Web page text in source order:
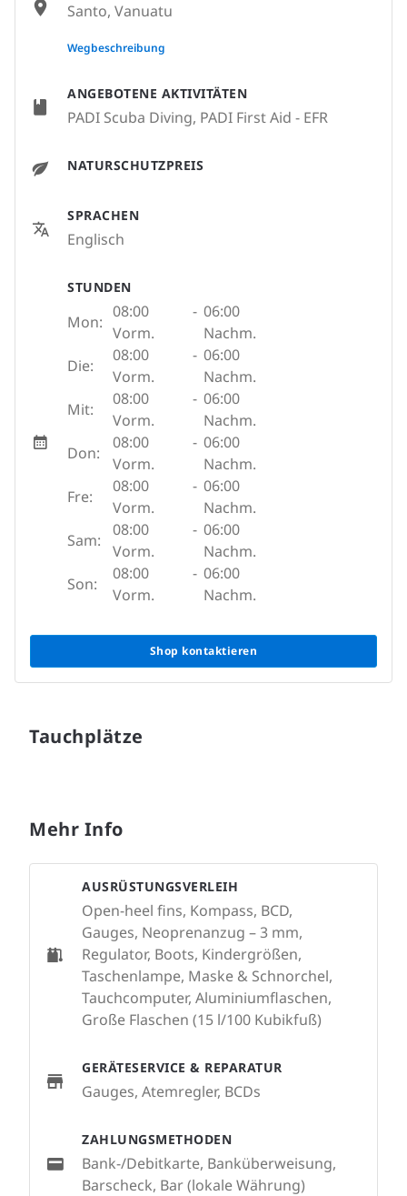
ANGEBOTENE AKTIVITÄTEN
PADI Scuba Diving, PADI First Aid - EFR
NATURSCHUTZPREIS
SPRACHEN
Englisch
STUNDEN
Mon:
08:00
Vorm.
- 06:00
Nachm.
Die:
08:00
Vorm.
- 06:00
Nachm.
Mit:
08:00
Vorm.
- 06:00
Nachm.
Don:
08:00
Vorm.
- 06:00
Nachm.
Fre:
08:00
Vorm.
- 06:00
Nachm.
Sam:
08:00
Vorm.
- 06:00
Nachm.
Son:
08:00
Vorm.
- 06:00
Nachm.
Shop kontaktieren
Santo, Vanuatu
None
Wegbeschreibung
Tauchplätze
Mehr Info
AUSRÜSTUNGSVERLEIH
Open-heel fins, Kompass, BCD,
Gauges, Neoprenanzug – 3 mm,
Regulator, Boots, Kindergrößen,
Taschenlampe, Maske & Schnorchel,
Tauchcomputer, Aluminiumflaschen,
Große Flaschen (15 l/100 Kubikfuß)
GERÄTESERVICE & REPARATUR
Gauges, Atemregler, BCDs
ZAHLUNGSMETHODEN
Bank-/Debitkarte, Banküberweisung,
Barscheck, Bar (lokale Währung)